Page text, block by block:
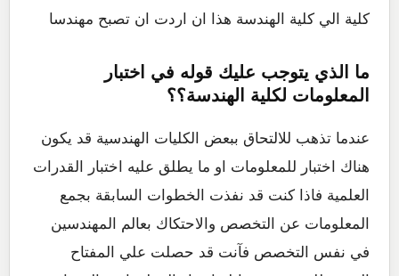
كلية الي كلية الهندسة هذا ان اردت ان تصبح مهندسا
ما الذي يتوجب عليك قوله في اختبار
المعلومات لكلية الهندسة؟؟
عندما تذهب للالتحاق ببعض الكليات الهندسية قد يكون
هناك اختبار للمعلومات او ما يطلق عليه اختبار القدرات
العلمية فاذا كنت قد نفذت الخطوات السابقة بجمع
المعلومات عن التخصص والاحتكاك بعالم المهندسين
في نفس التخصص فآنت قد حصلت علي المفتاح